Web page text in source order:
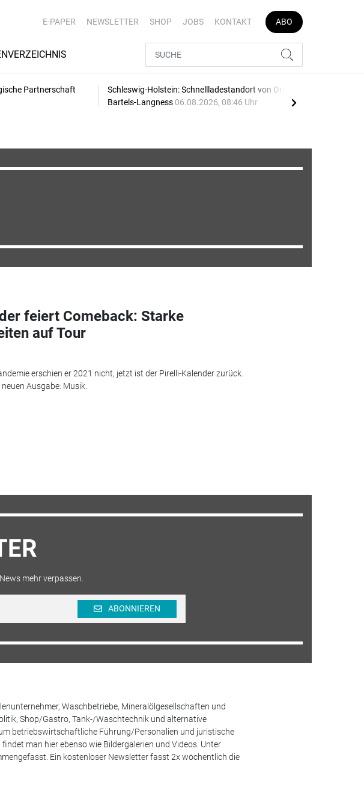
E-PAPER NEWSLETTER SHOP JOBS KONTAKT ABO
Partnerschaft
Schleswig-Holstein: Schnellladestandort von Orlen und
Bartels-Langness 06.08.2026, 08:46 Uhr
feiert Comeback: Starke
auf Tour
erschien er 2021 nicht, jetzt ist der Pirelli-Kalender zurück.
Ausgabe: Musik.
mehr verpassen.
ABONNIEREN
Waschbetriebe, Mineralölgesellschaften und
Shop/Gastro, Tank-/Waschtechnik und alternative
betriebswirtschaftliche Führung/Personalien und juristische
man hier ebenso wie Bildergalerien und Videos. Unter
Ein kostenloser Newsletter fasst 2x wöchentlich die